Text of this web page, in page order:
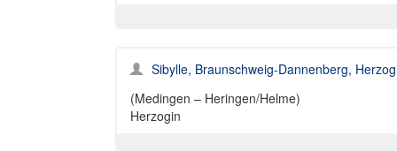
Sibylle, Braunschweig-Dannenberg,
(Medingen – Heringen/Helme)
Herzogin